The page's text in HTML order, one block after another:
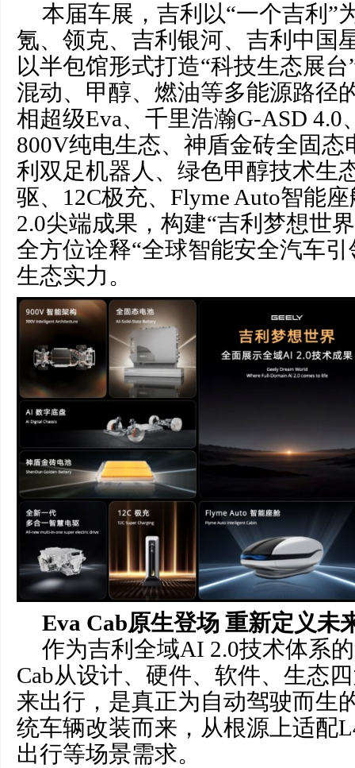
本届车展，吉利以“一个吉利”
氪、领克、吉利银河、吉利中国
以半包馆形式打造“科技生态展
混动、甲醇、燃油等多能源路径
相超级Eva、千里浩瀚G-ASD
800V纯电生态、神盾金砖全固态
利双足机器人、绿色甲醇技术生
驱、12C极充、Flyme Auto智能
2.0尖端成果，构建“吉利梦想世
全方位诠释“全球智能安全汽车
生态实力。
Eva Cab原生登场 重新定义未
作为吉利全域AI 2.0技术体系
Cab从设计、硬件、软件、生态
来出行，是真正为自动驾驶而生
统车辆改装而来，从根源上适配
出行等场景需求。